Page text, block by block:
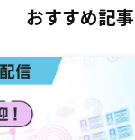
おすすめ記事